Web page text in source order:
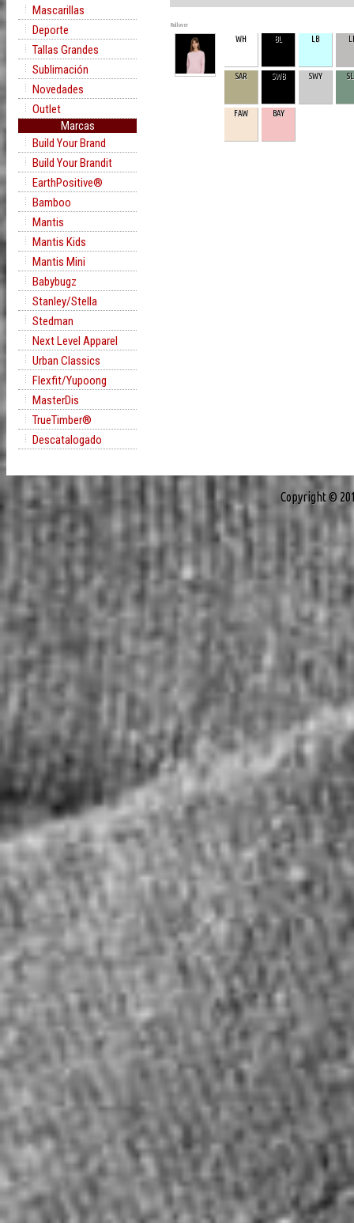
Mascarillas
Deporte
Tallas Grandes
Sublimación
Novedades
Outlet
Marcas
Build Your Brand
Build Your Brandit
EarthPositive®
Bamboo
Mantis
Mantis Kids
Mantis Mini
Babybugz
Stanley/Stella
Stedman
Next Level Apparel
Urban Classics
Flexfit/Yupoong
MasterDis
TrueTimber®
Descatalogado
Rollover
WH BL LB
SAR SWB SWY
FAW BAY
Copyright ©